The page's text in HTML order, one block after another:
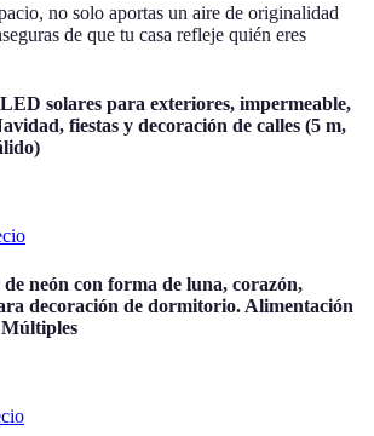
no solo aportas un aire de originalidad
de que tu casa refleje quién eres
solares para exteriores, impermeable,
fiestas y decoración de calles (5 m,
neón con forma de luna, corazón,
decoración de dormitorio. Alimentación